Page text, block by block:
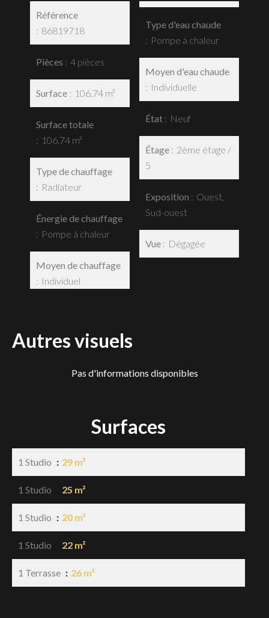
Référence
86819718
Pièces 4 pièces
Surface 106.74 m²
Surface totale
106.74 m²
Type de chauffage
Radiateur
Énergie de chauffage
Pompe à chaleur
Moyen de chauffage
Individuel
Type d'eau chaude
Pompe à chaleur
Moyen d'eau chaude
Individuelle
État Neuf
Étage
2ème étage /
5
Exposition
Ouest,
Sud-ouest
Vue Dégagée
Autres visuels
Pas d'informations disponibles
Surfaces
1 Studio 29 m²
1 Studio 25 m²
1 Studio 20 m²
1 Studio 22 m²
1 Terrasse 26 m²